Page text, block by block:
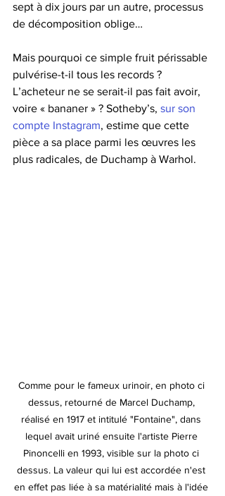
sept à dix jours par un autre, processus
de décomposition oblige…
Mais pourquoi ce simple fruit périssable
pulvérise-t-il tous les records ?
L’acheteur ne se serait-il pas fait avoir,
voire « bananer » ? Sotheby’s, sur son
compte Instagram, estime que cette
pièce a sa place parmi les œuvres les
plus radicales, de Duchamp à Warhol.
Comme pour le fameux urinoir, en photo ci
dessus, retourné de Marcel Duchamp,
réalisé en 1917 et intitulé "Fontaine", dans
lequel avait uriné ensuite l'artiste Pierre
Pinoncelli en 1993, visible sur la photo ci
dessus. La valeur qui lui est accordée n'est
en effet pas liée à sa matérialité mais à l'idée